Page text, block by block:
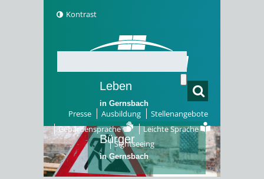
Kontrast
Presse Ausbildung
Stellenangebote
Gebärdensprache
Leichte Sprache
Sightseeing
Leben
in Gernsbach
Bürger
in Gernsbach